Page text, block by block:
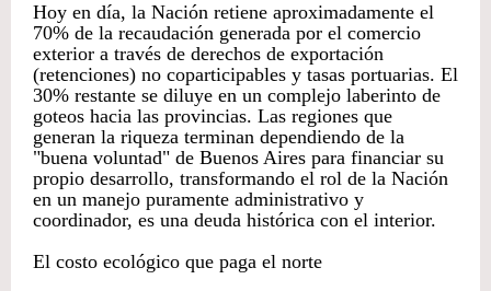
Hoy en día, la Nación retiene aproximadamente el
70% de la recaudación generada por el comercio
exterior a través de derechos de exportación
(retenciones) no coparticipables y tasas portuarias. El
30% restante se diluye en un complejo laberinto de
goteos hacia las provincias. Las regiones que
generan la riqueza terminan dependiendo de la
"buena voluntad" de Buenos Aires para financiar su
propio desarrollo, transformando el rol de la Nación
en un manejo puramente administrativo y
coordinador, es una deuda histórica con el interior.
El costo ecológico que paga el norte